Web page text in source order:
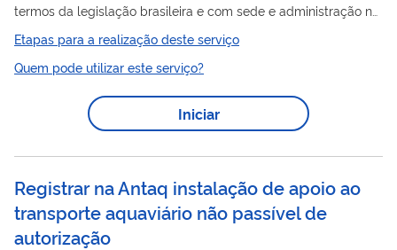
termos da legislação brasileira e com sede e administração no
país, que tenha por objeto operar nas navegações de apoio
marítimo, apoio portuário, cabotagem ou longo curso. O
instrumento normativo pertinente é a Resolução Normativa
Antaq nº 05, de 23 de fevereiro de 2016.
Etapas para a realização deste serviço
Quem pode utilizar este serviço?
Iniciar
Registrar na Antaq instalação de apoio ao
transporte aquaviário não passível de
autorização